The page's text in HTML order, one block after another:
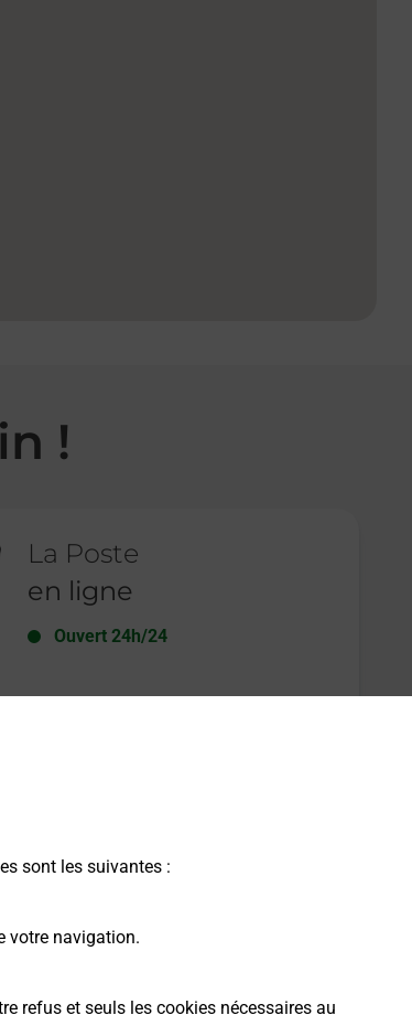
sont les suivantes :
votre navigation.
refus et seuls les cookies nécessaires au
!
La Poste
en ligne
Ouvert 24h/24